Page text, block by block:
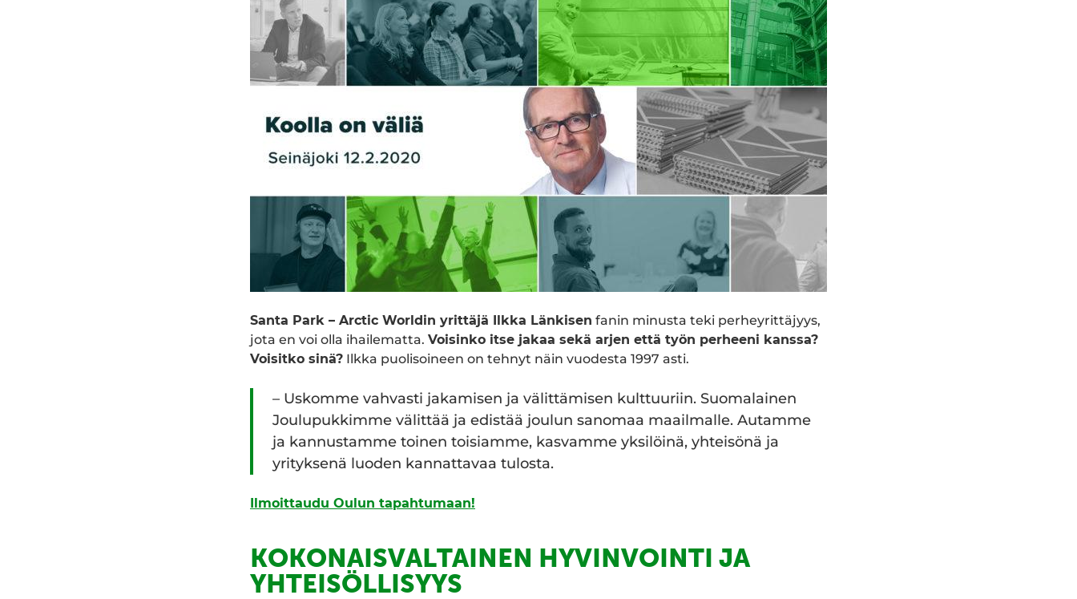
Santa Park – Arctic Worldin yrittäjä Ilkka Länkisen fanin minusta teki perheyrittäjyys,
jota en voi olla ihailematta. Voisinko itse jakaa sekä arjen että työn perheeni kanssa?
Voisitko sinä? Ilkka puolisoineen on tehnyt näin vuodesta 1997 asti.
– Uskomme vahvasti jakamisen ja välittämisen kulttuuriin. Suomalainen
Joulupukkimme välittää ja edistää joulun sanomaa maailmalle. Autamme
ja kannustamme toinen toisiamme, kasvamme yksilöinä, yhteisönä ja
yrityksenä luoden kannattavaa tulosta.
Ilmoittaudu Oulun tapahtumaan!
KOKONAISVALTAINEN HYVINVOINTI JA
YHTEISÖLLISYYS